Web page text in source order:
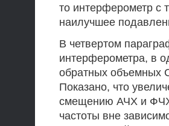
то интерферометр с
наилучшее
В четвертом
интерферометра, в
обратных объемных
Показано, что
смещению АЧХ и ФЧХ
частоты вне